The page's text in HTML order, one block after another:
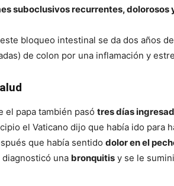
suboclusivos recurrentes, dolorosos
bloqueo intestinal se da dos años
de colon por una inflamación y
el papa también pasó tres días
el Vaticano dijo que había ido para
que había sentido dolor en el
una bronquitis y se le